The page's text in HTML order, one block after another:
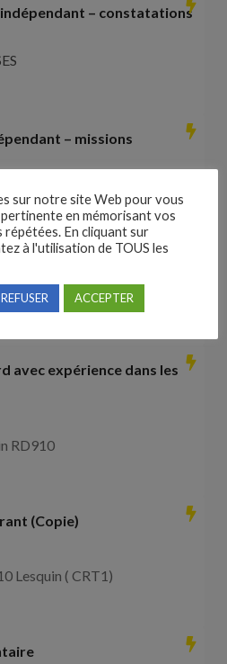
– constatations
– missions
H/F
avec expérience dans les
RD910
(Copie)
Lesquin ( CRT1)
sur notre site Web pour vous
en mémorisant vos
En cliquant sur
à l'utilisation de TOUS les
REFUSER ACCEPTER